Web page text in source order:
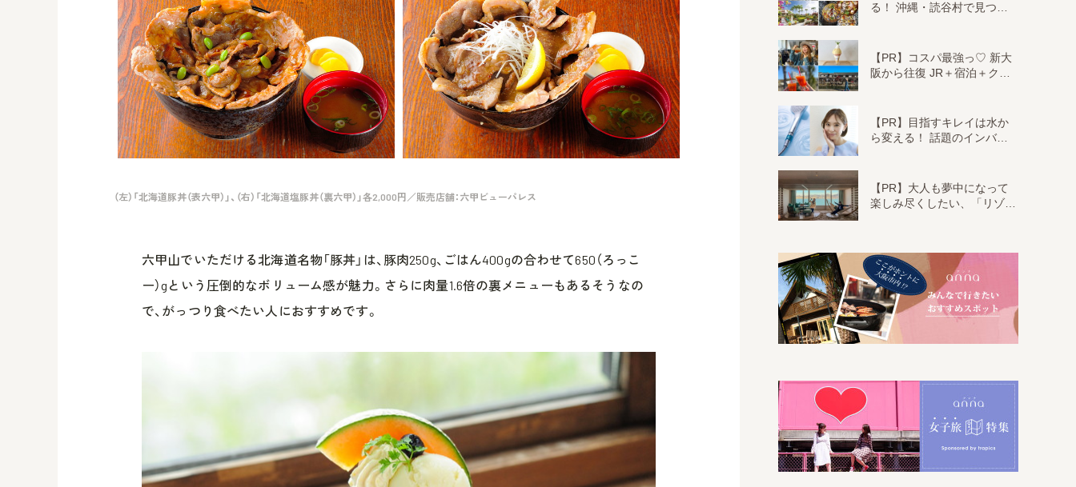
（左）「北海道豚丼（表六甲）」、（右）「北海道塩豚丼（裏六甲）」各2,000円／販売店舗：六甲ビューパレス
六甲山でいただける北海道名物「豚丼」は、豚肉250g、ごはん400gの合わせて650（ろっこ
ー）gという圧倒的なボリューム感が魅力。さらに肉量1.6倍の裏メニューもあるそうなの
で、がっつり食べたい人におすすめです。
る！ 沖縄・読谷村で見つ…
【PR】コスパ最強っ♡ 新大
阪から往復 JR＋宿泊＋ク…
【PR】目指すキレイは水か
ら変える！ 話題のインバ…
【PR】大人も夢中になって
楽しみ尽くしたい、「リゾ…